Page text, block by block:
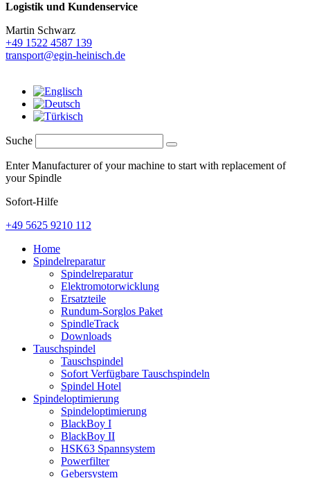
Logistik und Kundenservice
Martin Schwarz
+49 1522 4587 139
transport@egin-heinisch.de
Suche
Enter Manufacturer of your machine to start with replacement of
your Spindle
Sofort-Hilfe
+49 5625 9210 112
Home
Spindelreparatur
Spindelreparatur
Elektromotorwicklung
Ersatzteile
Rundum-Sorglos Paket
SpindleTrack
Downloads
Tauschspindel
Tauschspindel
Sofort Verfügbare Tauschspindeln
Spindel Hotel
Spindeloptimierung
Spindeloptimierung
BlackBoy I
BlackBoy II
HSK63 Spannsystem
Powerfilter
Gebersystem